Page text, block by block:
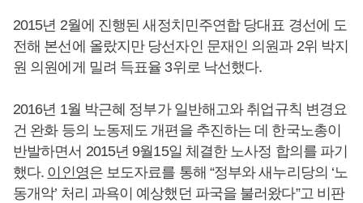
2015년 2월에 진행된 새정치민주연합 당대표 경선에 도
전해 본선에 올랐지만 당선자인 문재인 의원과 2위 박지
원 의원에게 밀려 득표율 3위로 낙선했다.
2016년 1월 박근혜 정부가 일반해고와 취업규칙 변경요
건 완화 등의 노동제도 개편을 추진하는 데 한국노총이
반발하면서 2015년 9월15일 체결한 노사정 합의를 파기
했다. 이인영은 보도자료를 통해 “정부와 새누리당의 ‘노
동개악’ 처리 과욕이 예상했던 파국을 불러왔다”고 비판